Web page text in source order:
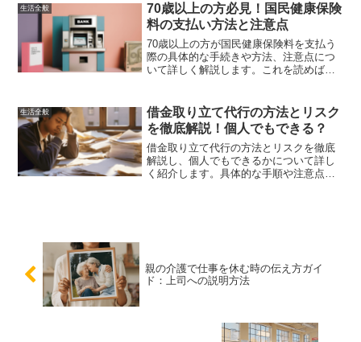
生活全般
70歳以上の方必見！国民健康保険
料の支払い方法と注意点
70歳以上の方が国民健康保険料を支払う
際の具体的な手続きや方法、注意点につ
いて詳しく解説します。これを読めば、
生活全般
借金取り立て代行の方法とリスク
を徹底解説！個人でもできる？
借金取り立て代行の方法とリスクを徹底
解説し、個人でもできるかについて詳し
く紹介します。具体的な手順や注意点を
親の介護で仕事を休む時の伝え方ガイ
ド：上司への説明方法